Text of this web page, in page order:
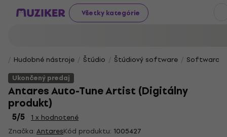
Všetky kategórie
Hudobné nástroje Štúdio Štúdiový software
Ukončený predaj
Antares Auto-Tune Artist (Digitálny
produkt)
5/5
1 x hodnotené
Značka:AntaresKód produktu: 1005427